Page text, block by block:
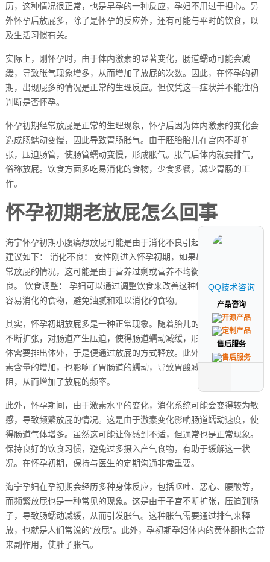
历，这种情况很正常，也是早孕的一种反应，孕妇不用过于担心。另
外怀孕后放屁多，除了是怀孕的反应外，还有可能与平时的饮食，以
及生活习惯有关。
实际上，刚怀孕时，由于体内激素的显著变化，肠道蠕动可能会减
缓，导致胀气现象增多，从而增加了放屁的次数。因此，在怀孕的初
期，出现屁多的情况是正常的生理反应。但仅凭这一症状并不能准确
判断是否怀孕。
怀孕初期经常放屁是正常的生理现象，怀孕后因为体内激素的变化会
造成肠蠕动变慢，因此导致胃肠胀气。由于胚胎胎儿在宫内不断扩
张，压迫肠管，使肠管蠕动变慢，形成胀气。胀气后体内就要排气，
俗称放屁。饮食方面多吃易消化的食物，少食多餐，减少胃肠的工
作。
怀孕初期老放屁怎么回事
海宁怀孕初期小腹痛想放屁可能是由于消化不良引起的。具体原因及
建议如下： 消化不良： 女性刚进入怀孕初期，如果出现肚子胀气且经
常放屁的情况，这可能是由于营养过剩或营养不均衡导致的消化不
良。 饮食调整： 孕妇可以通过调整饮食来改善这种情况。建议吃一些
容易消化的食物，避免油腻和难以消化的食物。
其实，怀孕初期放屁多是一种正常现象。随着胎儿的逐渐成长，子宫
不断扩张，对肠道产生压迫，使得肠道蠕动减缓，形成胀气。这些气
体需要排出体外，于是便通过放屁的方式释放。此外，孕妇体内孕激
素含量的增加，也影响了胃肠道的蠕动，导致胃酸减少，消化活动受
阻，从而增加了放屁的频率。
此外，怀孕期间，由于激素水平的变化，消化系统可能会变得较为敏
感，导致频繁放屁的情况。这是由于激素变化影响肠道蠕动速度，使
得肠道气体增多。虽然这可能让你感到不适，但通常也是正常现象。
保持良好的饮食习惯，避免过多摄入产气食物，有助于缓解这一状
况。在怀孕初期，保持与医生的定期沟通非常重要。
海宁孕妇在孕初期会经历多种身体反应，包括呕吐、恶心、腰酸等，
而频繁放屁也是一种常见的现象。这是由于子宫不断扩张，压迫到肠
子，导致肠蠕动减缓，从而引发胀气。这种胀气需要通过排气来释
放，也就是人们常说的“放屁”。此外，孕初期孕妇体内的黄体酮也会带
来副作用，使肚子胀气。
QQ技术咨询
产品咨询
售后服务
QQ技术咨询
产品咨询
售后服务